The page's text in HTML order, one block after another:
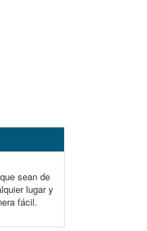
sean de
lugar y
fácil.